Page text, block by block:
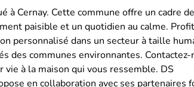
à Cernay. Cette commune offre un cadre
paisible et un quotidien au calme.
personnalisé dans un secteur à taille
des communes environnantes. Contactez-
à la maison qui vous ressemble. DS
en collaboration avec ses partenaires